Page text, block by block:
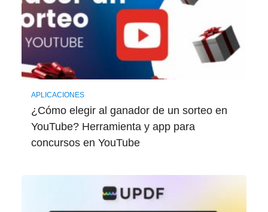
APLICACIONES
¿Cómo elegir al ganador de un sorteo en
YouTube? Herramienta y app para
concursos en YouTube